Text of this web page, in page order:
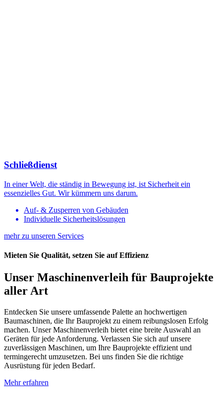
Schließdienst
In einer Welt, die ständig in Bewegung ist, ist Sicherheit ein
essenzielles Gut. Wir kümmern uns darum.
Auf- & Zusperren von Gebäuden
Individuelle Sicherheitslösungen
mehr zu unseren Services
Mieten Sie Qualität, setzen Sie auf Effizienz
Unser Maschinenverleih für Bauprojekte
aller Art
Entdecken Sie unsere umfassende Palette an hochwertigen
Baumaschinen, die Ihr Bauprojekt zu einem reibungslosen Erfolg
machen. Unser Maschinenverleih bietet eine breite Auswahl an
Geräten für jede Anforderung. Verlassen Sie sich auf unsere
zuverlässigen Maschinen, um Ihre Bauprojekte effizient und
termingerecht umzusetzen. Bei uns finden Sie die richtige
Ausrüstung für jeden Bedarf.
Mehr erfahren